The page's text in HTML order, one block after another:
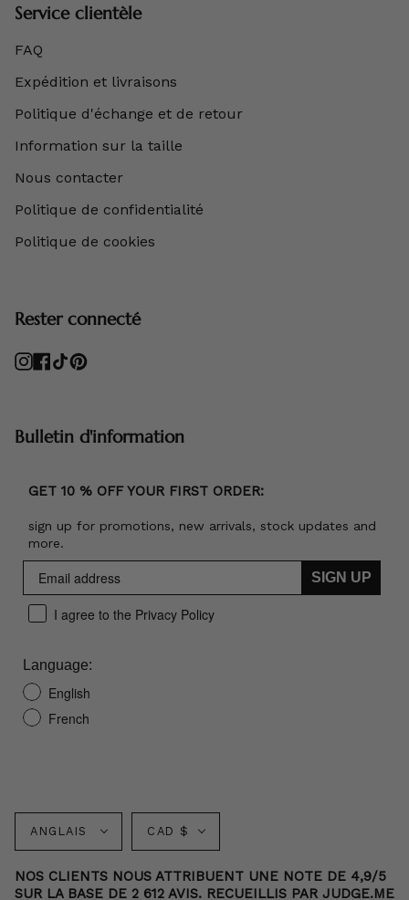
Service clientèle
FAQ
Expédition et livraisons
Politique d'échange et de retour
Information sur la taille
Nous contacter
Politique de confidentialité
Politique de cookies
Rester connecté
Instagram
Facebook
TikTokPinterest
Bulletin d'information
GET 10 % OFF YOUR FIRST ORDER:
sign up for promotions, new arrivals, stock updates and
more.
SIGN UP
I agree to the Privacy Policy
Language:
English
French
Langue
ANGLAIS Monnaie
CAD $
NOS CLIENTS NOUS ATTRIBUENT UNE NOTE DE 4,9/5
SUR LA BASE DE 2 612 AVIS. RECUEILLIS PAR JUDGE.ME